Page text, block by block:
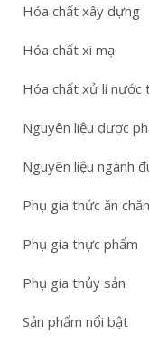
Hóa chất xây dựng
Hóa chất xi mạ
Hóa chất xử lí nước
Nguyên liệu dược
Nguyên liệu ngành
Phụ gia thức ăn
Phụ gia thực phẩm
Phụ gia thủy sản
Sản phẩm nổi bật